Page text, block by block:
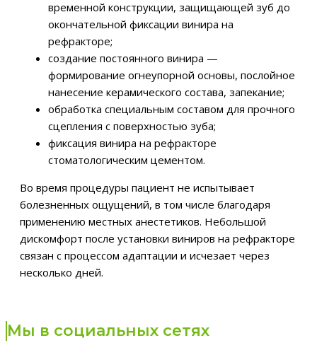
временной конструкции, защищающей зуб до
окончательной фиксации винира на
рефракторе;
создание постоянного винира —
формирование огнеупорной основы, послойное
нанесение керамического состава, запекание;
обработка специальным составом для прочного
сцепления с поверхностью зуба;
фиксация винира на рефракторе
стоматологическим цементом.
Во время процедуры пациент не испытывает
болезненных ощущений, в том числе благодаря
применению местных анестетиков. Небольшой
дискомфорт после установки виниров на рефракторе
связан с процессом адаптации и исчезает через
несколько дней.
Мы в социальных сетях